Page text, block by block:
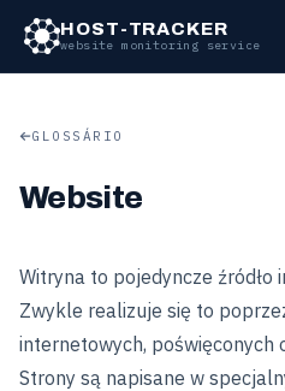
HOST-TRACKER
website monitoring service
GLOSSÁRIO
Website
Witryna to pojedyncze źródło
Zwykle realizuje się to
internetowych, poświęconych
Strony są napisane w